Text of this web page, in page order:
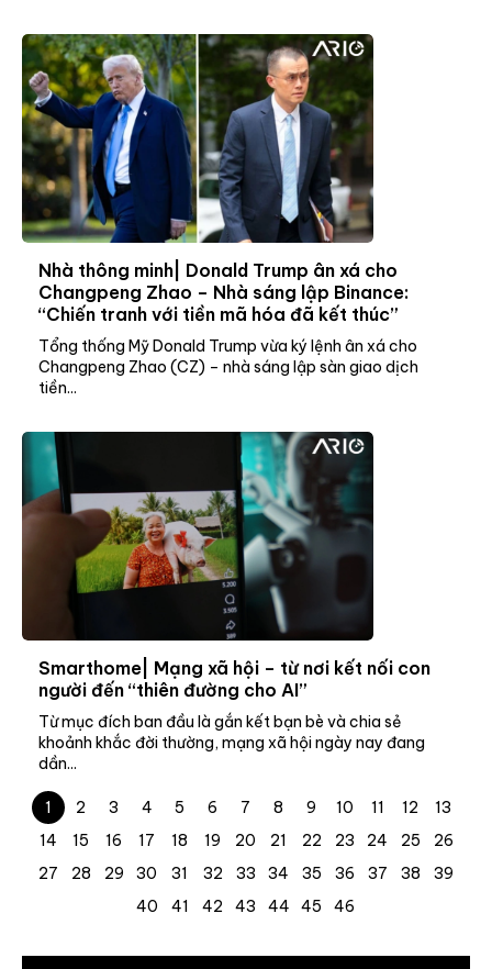
Nhà thông minh| Donald Trump ân xá cho
Changpeng Zhao – Nhà sáng lập Binance:
“Chiến tranh với tiền mã hóa đã kết thúc”
Tổng thống Mỹ Donald Trump vừa ký lệnh ân xá cho
Changpeng Zhao (CZ) – nhà sáng lập sàn giao dịch
tiền...
Smarthome| Mạng xã hội – từ nơi kết nối con
người đến “thiên đường cho AI”
Từ mục đích ban đầu là gắn kết bạn bè và chia sẻ
khoảnh khắc đời thường, mạng xã hội ngày nay đang
dần...
1 2 3 4 5 6 7 8 9 10 11 12
13
14
15 16 17 18 19 20 21 22 23 24 25
26
27
28 29 30 31 32 33 34 35 36 37 38
39
40
41 42 43 44 45 46